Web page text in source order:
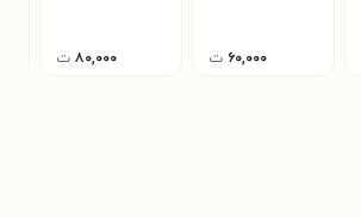
۶۰,۰۰۰ ت ۸۰,۰۰۰ ت